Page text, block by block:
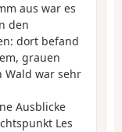
aus war es
den
dort befand
grauen
Wald war sehr
Ausblicke
Les